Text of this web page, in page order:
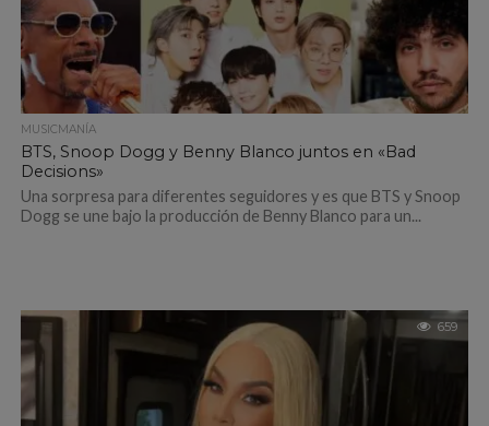
MUSICMANÍA
BTS, Snoop Dogg y Benny Blanco juntos en «Bad
Decisions»
Una sorpresa para diferentes seguidores y es que BTS y Snoop
Dogg se une bajo la producción de Benny Blanco para un...
659